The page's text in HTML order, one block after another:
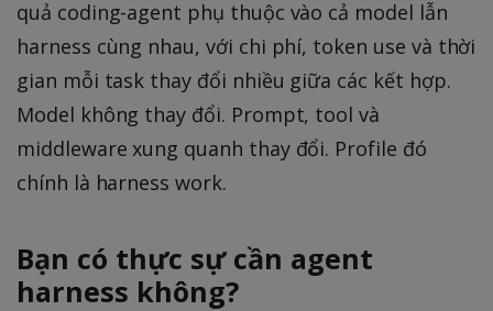
quả coding-agent phụ thuộc vào cả model lẫn
harness cùng nhau, với chi phí, token use và thời
gian mỗi task thay đổi nhiều giữa các kết hợp.
Model không thay đổi. Prompt, tool và
middleware xung quanh thay đổi. Profile đó
chính là harness work.
Bạn có thực sự cần agent
harness không?